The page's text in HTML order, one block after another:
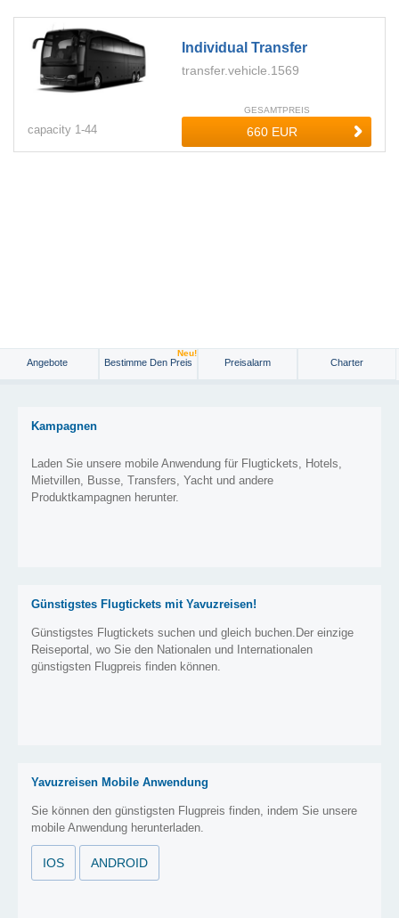
Individual Transfer
transfer.vehicle.1569
capacity 1-44
GESAMTPREIS
Angebote Bestimme Den Preis
Neu!
Preisalarm Charter
Kampagnen
Laden Sie unsere mobile Anwendung für Flugtickets, Hotels,
Mietvillen, Busse, Transfers, Yacht und andere
Produktkampagnen herunter.
Günstigstes Flugtickets mit Yavuzreisen!
Günstigstes Flugtickets suchen und gleich buchen.Der einzige
Reiseportal, wo Sie den Nationalen und Internationalen
günstigsten Flugpreis finden können.
Yavuzreisen Mobile Anwendung
Sie können den günstigsten Flugpreis finden, indem Sie unsere
mobile Anwendung herunterladen.
IOS ANDROID